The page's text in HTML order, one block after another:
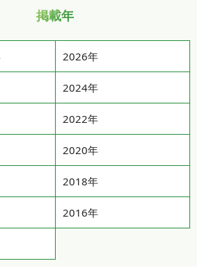
掲載年
2026年
2024年
2022年
2020年
2018年
2016年